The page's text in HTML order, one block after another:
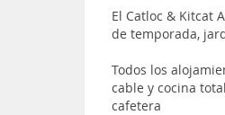
El Catloc & Kitcat
de temporada,
Todos los
cable y cocina
cafetera